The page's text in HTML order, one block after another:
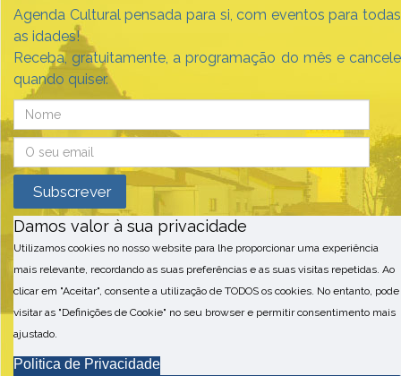
Agenda Cultural pensada para si, com eventos para todas
as idades!
Receba, gratuitamente, a programação do mês e cancele
quando quiser.
Damos valor à sua privacidade
Utilizamos cookies no nosso website para lhe proporcionar uma experiência
mais relevante, recordando as suas preferências e as suas visitas repetidas. Ao
clicar em "Aceitar", consente a utilização de TODOS os cookies. No entanto, pode
visitar as "Definições de Cookie" no seu browser e permitir consentimento mais
ajustado.
Politica de Privacidade